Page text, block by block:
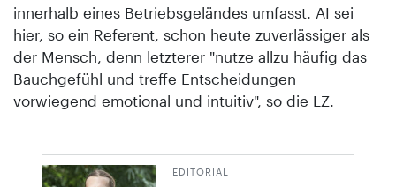
innerhalb eines Betriebsgeländes umfasst. AI sei
hier, so ein Referent, schon heute zuverlässiger als
der Mensch, denn letzterer "nutze allzu häufig das
Bauchgefühl und treffe Entscheidungen
vorwiegend emotional und intuitiv", so die LZ.
EDITORIAL